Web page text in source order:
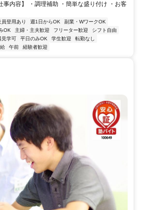
事内容】 ・調理補助 ・簡単な盛り付け ・お客
員登用あり 週1日からOK
副業・WワークOK
OK 主婦・主夫歓迎 フリーター歓迎
シフト自由
見学可 平日のみOK 学生歓迎
転勤なし
午前 経験者歓迎